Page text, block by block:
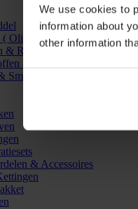
We use cookies to
information about
other information
( Olie & Filter)
& Reinigers
& Smeermiddelen
Accessoires
& Accessoires